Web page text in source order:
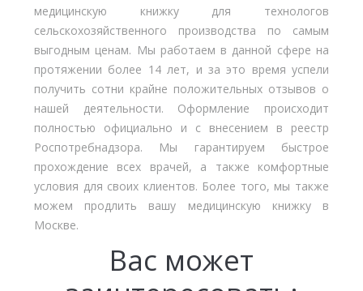
медицинскую книжку для технологов
сельскохозяйственного производства по самым
выгодным ценам. Мы работаем в данной сфере на
протяжении более 14 лет, и за это время успели
получить сотни крайне положительных отзывов о
нашей деятельности. Оформление происходит
полностью официально и с внесением в реестр
Роспотребнадзора. Мы гарантируем быстрое
прохождение всех врачей, а также комфортные
условия для своих клиентов. Более того, мы также
можем продлить вашу медицинскую книжку в
Москве.
Вас может